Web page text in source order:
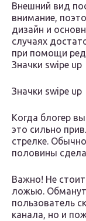
Внешний вид
внимание,
дизайн и
случаях
при помощи
Значки swipe up
Значки swipe up
Когда блогер
это сильно
стрелке.
половины
Важно! Не
ложью.
пользователь
канала, но и